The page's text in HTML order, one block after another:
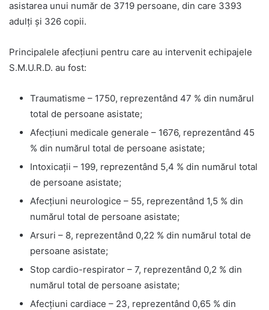
asistarea unui număr de 3719 persoane, din care 3393
adulţi şi 326 copii.
Principalele afecţiuni pentru care au intervenit echipajele
S.M.U.R.D. au fost:
Traumatisme – 1750, reprezentând 47 % din numărul
total de persoane asistate;
Afecţiuni medicale generale – 1676, reprezentând 45
% din numărul total de persoane asistate;
Intoxicaţii – 199, reprezentând 5,4 % din numărul total
de persoane asistate;
Afecţiuni neurologice – 55, reprezentând 1,5 % din
numărul total de persoane asistate;
Arsuri – 8, reprezentând 0,22 % din numărul total de
persoane asistate;
Stop cardio-respirator – 7, reprezentând 0,2 % din
numărul total de persoane asistate;
Afecţiuni cardiace – 23, reprezentând 0,65 % din